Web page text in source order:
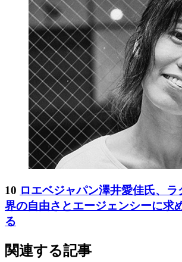
10 ロエベジャパン澤井愛佳氏、
界の自由さとエージェンシーに求
る
関連する記事